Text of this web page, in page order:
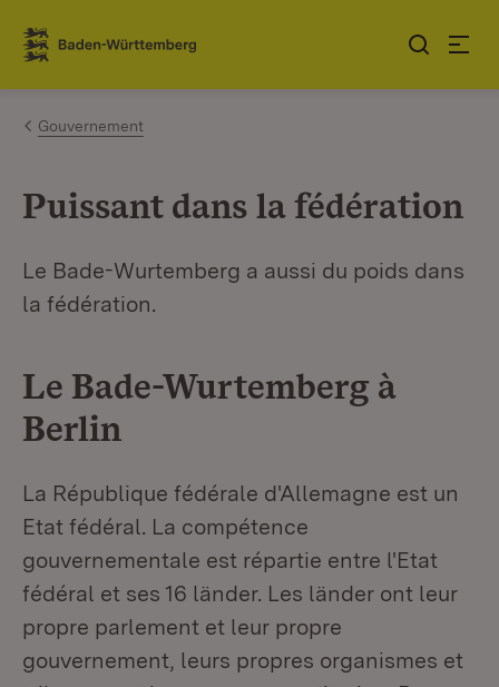
Sauter au contenu
Link zur Startseite
Gouvernement
Puissant dans la fédération
Le Bade-Wurtemberg a aussi du poids dans
la fédération.
Le Bade-Wurtemberg à
Berlin
La République fédérale d'Allemagne est un
Etat fédéral. La compétence
gouvernementale est répartie entre l'Etat
fédéral et ses 16 länder. Les länder ont leur
propre parlement et leur propre
gouvernement, leurs propres organismes et